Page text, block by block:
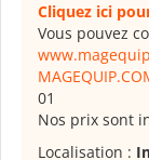
Cliquez ici
Vous pouvez
01
Nos prix sont
Localisation :